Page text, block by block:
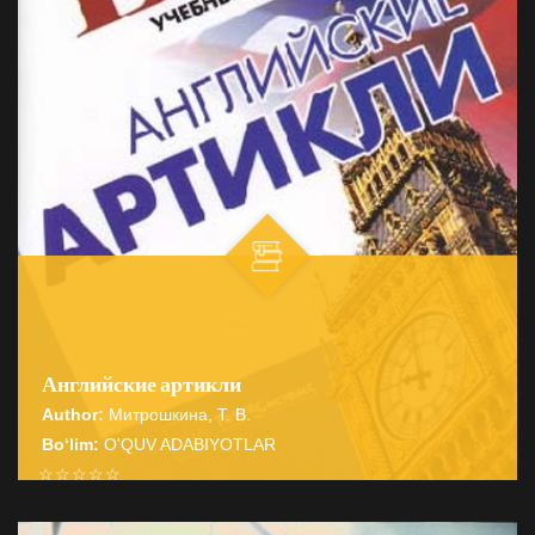
Английские артикли
Author: Митрошкина, Т. В.
Bo‘lim: O'QUV ADABIYOTLAR
☆
☆
☆
☆
☆
Справочник содержит подробные сведения о системе